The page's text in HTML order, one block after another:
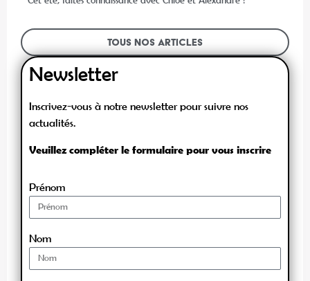
Tous nos articles
Newsletter
Inscrivez-vous à notre newsletter pour suivre nos
actualités.
Veuillez compléter le formulaire pour vous inscrire
Prénom
Nom